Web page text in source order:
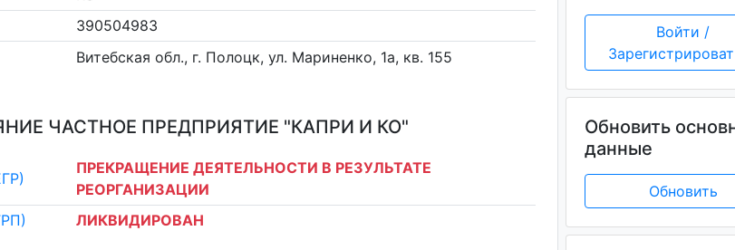
390504983
Витебская обл., г. Полоцк, ул. Мариненко, 1а, кв. 155
ЧАСТНОЕ ПРЕДПРИЯТИЕ "КАПРИ И КО"
ПРЕКРАЩЕНИЕ ДЕЯТЕЛЬНОСТИ В РЕЗУЛЬТАТЕ
РЕОРГАНИЗАЦИИ
ЛИКВИДИРОВАН
Войти /
Обновить
данные
Обновить